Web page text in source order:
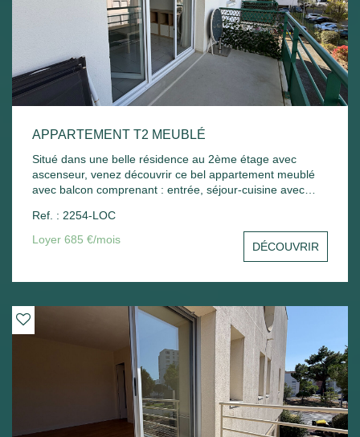
APPARTEMENT T2 MEUBLÉ
Situé dans une belle résidence au 2ème étage avec
ascenseur, venez découvrir ce bel appartement meublé
avec balcon comprenant : entrée, séjour-cuisine avec
Chauffage électrique. Libre de suite
Ref. : 2254-LOC
Loyer 685 €/mois
DÉCOUVRIR